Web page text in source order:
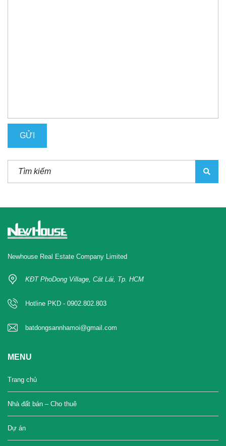
Newhouse Real Estate Company Limited
KĐT PhoDong Village, Cát Lái, Tp. HCM
Hotline PKD - 0902.802.803
batdongsannhamoi@gmail.com
MENU
Trang chủ
Nhà đất bán – Cho thuê
Dự án